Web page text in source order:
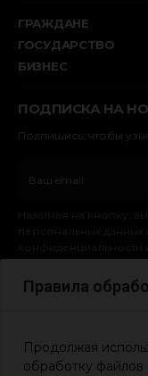
Правила
Продолжая
обработку
ГРАЖДАНЕ
ГОСУДАРСТВО
БИЗНЕС
ПОДПИСКА НА
Подпишись, чтобы
© 2025. Обычные Герои
Политика